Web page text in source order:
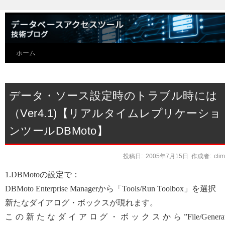
ホーム
データ・ソース設定時のトラブル時には
（Ver4.1)【リアルタイムレプリケーショ
ンツールDBMoto】
投稿日: 2005年7月15日 作成者:
1.DBMotoの設定で：
DBMoto Enterprise Managerから「Tools/Run Toolbox」を選択
新たなダイアログ・ボックスが現れます。
この新たなダイアログ・ボックスから”File/